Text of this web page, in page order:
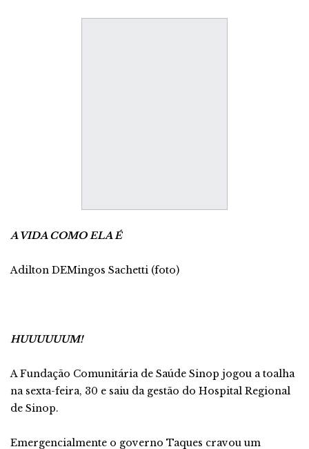
A VIDA COMO ELA É
Adilton DEMingos Sachetti (foto)
HUUUUUUM!
A Fundação Comunitária de Saúde Sinop jogou a toalha
na sexta-feira, 30 e saiu da gestão do Hospital Regional
de Sinop.
Emergencialmente o governo Taques cravou um